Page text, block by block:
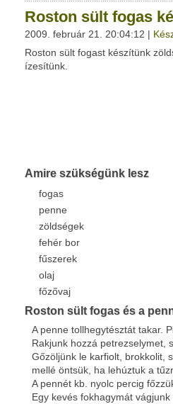
Facebook
Del.icio.us
Roston sült fogas
2009. február 21. 20:04:12 |
Roston sült fogast készítünk
ízesítünk.
Amire szükségünk lesz
fogas
penne
zöldségek
fehér bor
fűszerek
olaj
főzővaj
Roston sült fogas és a
A penne tollhegytésztát takar.
Rakjunk hozzá petrezselymet,
Gőzöljünk le karfiolt, brokkolit,
mellé öntsük, ha lehúztuk a
A pennét kb. nyolc percig
Egy kevés fokhagymát